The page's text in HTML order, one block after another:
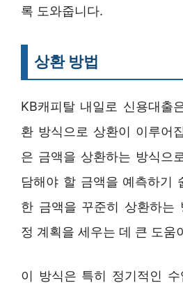
록 도와줍니다.
상환 방법
KB캐피탈 내일로 신용대출
환 방식으로 상환이 이루어
은 금액을 상환하는 방식으
담해야 할 금액을 예측하기
한 금액을 꾸준히 상환하는
정 계획을 세우는 데 큰 도움
이 방식은 특히 정기적인